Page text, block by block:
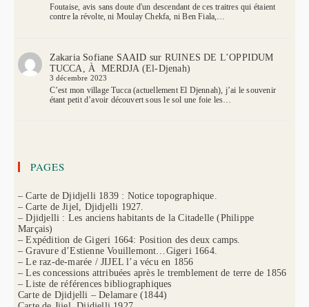
Foutaise, avis sans doute d'un descendant de ces traitres qui étaient
contre la révolte, ni Moulay Chekfa, ni Ben Fiala,…
Zakaria Sofiane SAAID sur RUINES DE L’OPPIDUM
TUCCA, À MERDJA (El-Djenah)
3 décembre 2023
C’est mon village Tucca (actuellement El Djennah), j’ai le souvenir
étant petit d’avoir découvert sous le sol une foie les…
PAGES
– Carte de Djidjelli 1839 : Notice topographique.
– Carte de Jijel, Djidjelli 1927.
– Djidjelli : Les anciens habitants de la Citadelle (Philippe
Marçais)
– Expédition de Gigeri 1664: Position des deux camps.
– Gravure d’Estienne Vouillemont…Gigeri 1664.
– Le raz-de-marée / JIJEL l’a vécu en 1856
– Les concessions attribuées après le tremblement de terre de 1856
– Liste de références bibliographiques
Carte de Djidjelli – Delamare (1844)